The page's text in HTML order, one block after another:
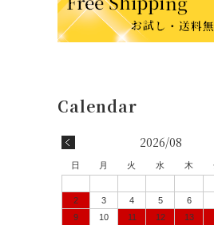
2026/08
日 月 火 水 木
2
3 4 5 6
9
10 11 12 13